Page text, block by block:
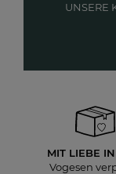
UNSERE
MIT LIEBE
Vogesen